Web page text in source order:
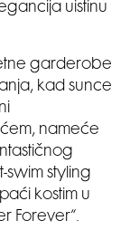
uistinu
garderobe
kad sunce
nameće
swim styling
kostim u
Forever“.